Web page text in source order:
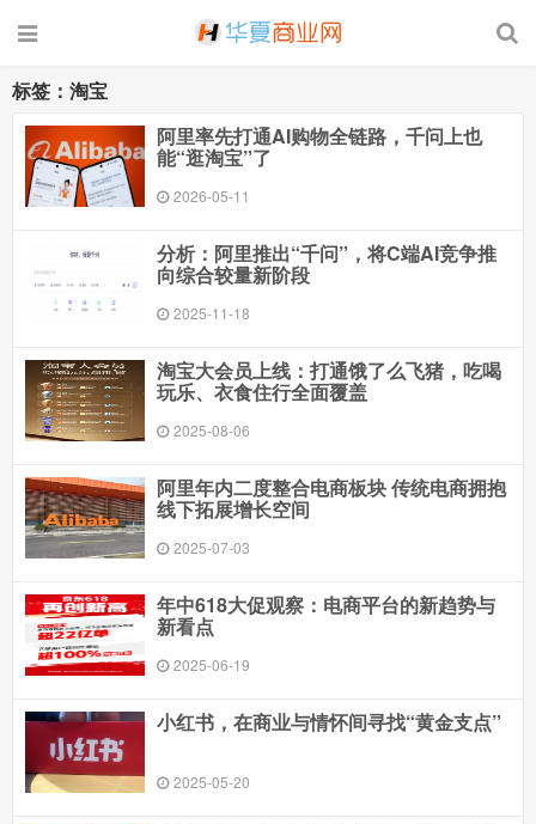
标签：淘宝
阿里率先打通AI购物全链路，千问上也
能“逛淘宝”了
2026-05-11
分析：阿里推出“千问”，将C端AI竞争推
向综合较量新阶段
2025-11-18
淘宝大会员上线：打通饿了么飞猪，吃喝
玩乐、衣食住行全面覆盖
2025-08-06
阿里年内二度整合电商板块 传统电商拥抱
线下拓展增长空间
2025-07-03
年中618大促观察：电商平台的新趋势与
新看点
2025-06-19
小红书，在商业与情怀间寻找“黄金支点”
2025-05-20